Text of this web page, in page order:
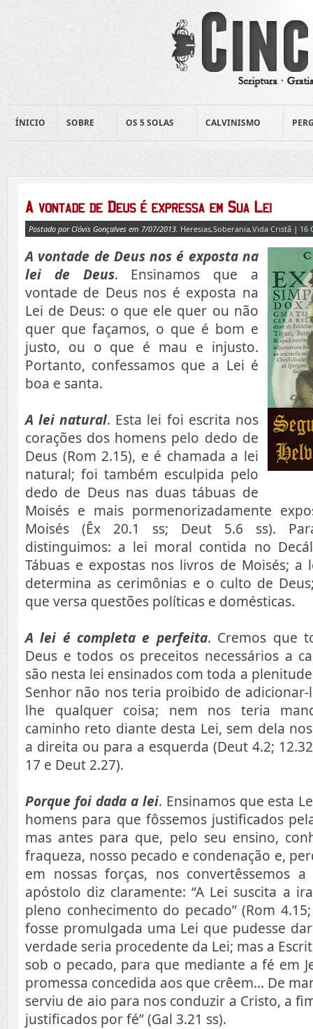
ÍNICIO SOBRE OS 5 SOLAS CALVINISMO
Postado por Clóvis Gonçalves em 7/07/2013. Heresias,Soberania,Vida Cristã | 16
A vontade de Deus nos é exposta na
lei de Deus. Ensinamos que a
vontade de Deus nos é exposta na
Lei de Deus: o que ele quer ou não
quer que façamos, o que é bom e
justo, ou o que é mau e injusto.
Portanto, confessamos que a Lei é
boa e santa.
A lei natural. Esta lei foi escrita nos
corações dos homens pelo dedo de
Deus (Rom 2.15), e é chamada a lei
natural; foi também esculpida pelo
dedo de Deus nas duas tábuas de
Moisés e mais pormenorizadamente
Moisés (Êx 20.1 ss; Deut 5.6 ss).
distinguimos: a lei moral contida no
Tábuas e expostas nos livros de Moisés; a
determina as cerimônias e o culto de
que versa questões políticas e domésticas.
A lei é completa e perfeita. Cremos que
Deus e todos os preceitos necessários a
são nesta lei ensinados com toda a
Senhor não nos teria proibido de
lhe qualquer coisa; nem nos teria
caminho reto diante desta Lei, sem dela
a direita ou para a esquerda (Deut 4.2;
17 e Deut 2.27).
Porque foi dada a lei. Ensinamos que esta
homens para que fôssemos justificados
mas antes para que, pelo seu ensino,
fraqueza, nosso pecado e condenação e,
em nossas forças, nos convertêssemos
apóstolo diz claramente: “A Lei suscita a
pleno conhecimento do pecado” (Rom
fosse promulgada uma Lei que pudesse
verdade seria procedente da Lei; mas a
sob o pecado, para que mediante a fé em
promessa concedida aos que crêem... De
serviu de aio para nos conduzir a Cristo, a
justificados por fé” (Gal 3.21 ss).